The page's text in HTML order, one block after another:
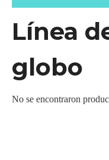
Línea
globo
No se encontraron